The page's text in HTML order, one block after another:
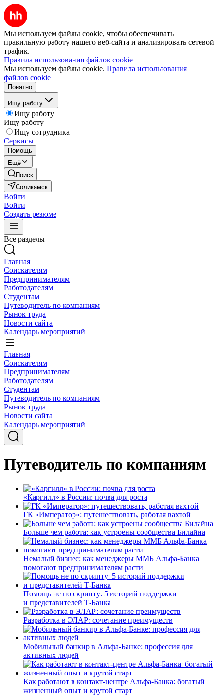
Мы используем файлы cookie, чтобы обеспечивать
правильную работу нашего веб-сайта и анализировать сетевой
трафик.
Правила использования файлов cookie
Мы используем файлы cookie. Правила использования
файлов cookie
Понятно
Ищу работу
Ищу работу
Ищу работу
Ищу сотрудника
Сервисы
Помощь
Ещё
Поиск
Соликамск
Войти
Войти
Создать резюме
Все разделы
Главная
Соискателям
Предпринимателям
Работодателям
Студентам
Путеводитель по компаниям
Рынок труда
Новости сайта
Календарь мероприятий
Главная
Соискателям
Предпринимателям
Работодателям
Студентам
Путеводитель по компаниям
Рынок труда
Новости сайта
Календарь мероприятий
Путеводитель по компаниям
«Каргилл» в России: почва для роста
ГК «Император»: путешествовать, работая вахтой
Больше чем работа: как устроены сообщества Билайна
Немалый бизнес: как менеджеры ММБ Альфа-Банка
помогают предпринимателям расти
Помощь не по скрипту: 5 историй поддержки
и представителей Т-Банка
Разработка в ЭЛАР: сочетание преимуществ
Мобильный банкир в Альфа-Банке: профессия для
активных людей
Как работают в контакт-центре Альфа-Банка: богатый
жизненный опыт и крутой старт